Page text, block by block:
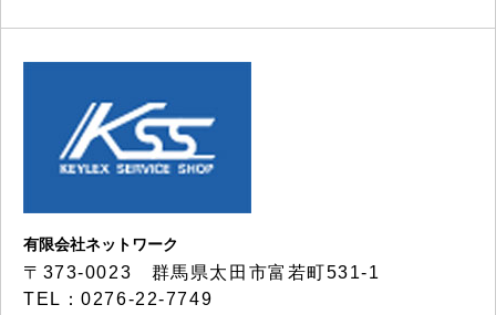
有限会社ネットワーク
〒373-0023 群馬県太田市富若町531-1
TEL：0276-22-7749